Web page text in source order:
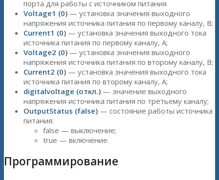
порта для работы с источником питания
Voltage1 (0) — установка значения выходного
напряжения источника питания по первому каналу, В;
Current1 (0) — установка значения выходного тока
источника питания по первому каналу, А;
Voltage2 (0) — установка значения выходного
напряжения источника питания по второму каналу, В;
Current2 (0) — установка значения выходного тока
источника питания по второму каналу, А;
digitalvoltage (откл.) — значение выходного
напряжения источника питания по третьему каналу;
OutputStatus (false) — состояние работы источника
питания:
false — выключение;
true — включение.
Программирование